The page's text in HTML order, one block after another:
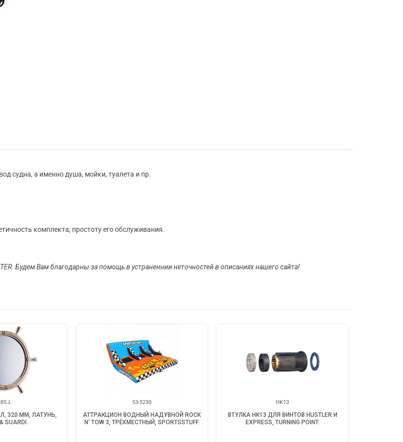
судна, а именно душа, мойки, туалета и пр.
комплекта; простоту его обслуживания.
Будем Вам благодарны за помощь в устраненнии неточностей в описаниях нашего сайта!
320 ММ, ЛАТУНЬ,
SUARDI.
53-5230
АТТРАКЦИОН ВОДНЫЙ НАДУВНОЙ ROCK
N’ TOW 3, ТРЁХМЕСТНЫЙ, SPORTSSTUFF.
HK13
ВТУЛКА HK13 ДЛЯ ВИНТОВ HUSTLER И
EXPRESS, TURNING POINT.